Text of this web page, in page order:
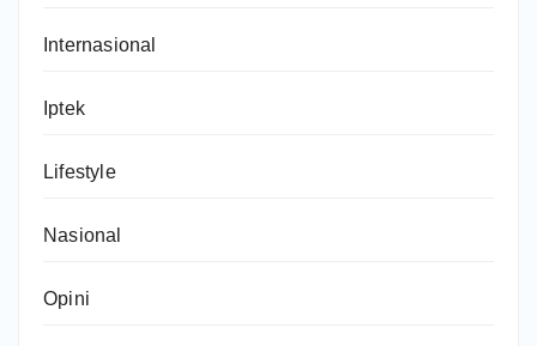
Internasional
Iptek
Lifestyle
Nasional
Opini